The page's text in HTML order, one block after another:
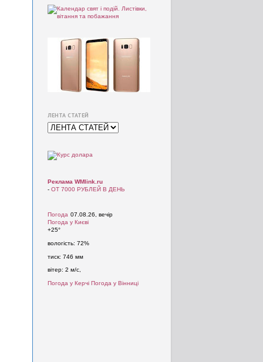
ЛЕНТА СТАТЕЙ
Реклама WMlink.ru
- ОТ 7000 РУБЛЕЙ В ДЕНЬ
Погода 07.08.26, вечір
Погода у Києві
+25°
вологість: 72%
тиск: 746 мм
вітер: 2 м/с,
Погода у Керчі Погода у Вінниці